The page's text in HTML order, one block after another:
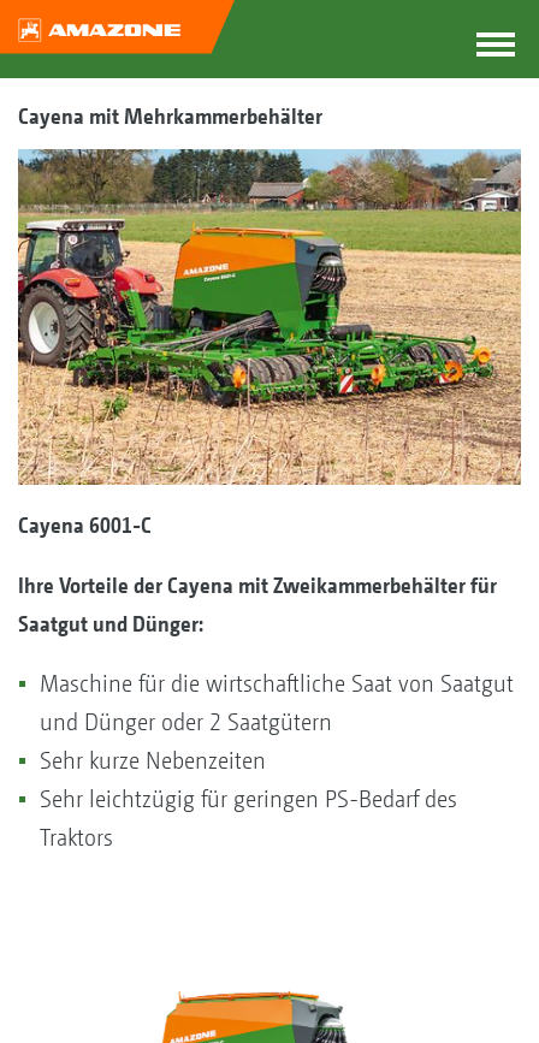
Cayena mit Mehrkammerbehälter
Cayena 6001-C
Ihre Vorteile der Cayena mit Zweikammerbehälter für
Saatgut und Dünger:
Maschine für die wirtschaftliche Saat von Saatgut
und Dünger oder 2 Saatgütern
Sehr kurze Nebenzeiten
Sehr leichtzügig für geringen PS-Bedarf des
Traktors